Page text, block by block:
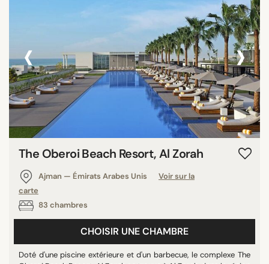
‹ ›
The Oberoi Beach Resort, Al Zorah
Ajman — Émirats Arabes Unis
Voir sur la
carte
83 chambres
CHOISIR UNE CHAMBRE
Doté d'une piscine extérieure et d'un barbecue, le complexe The